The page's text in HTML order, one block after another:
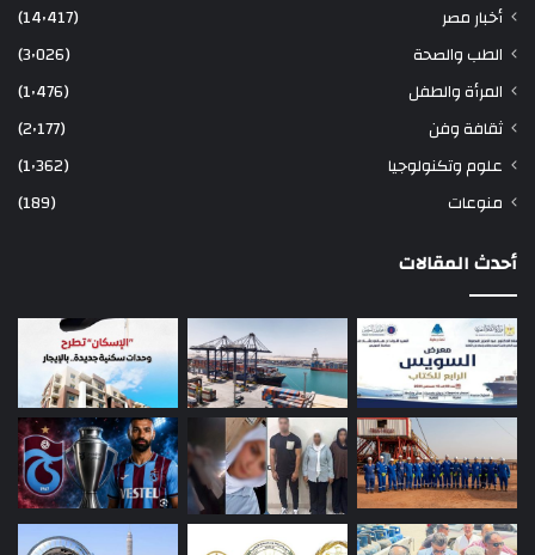
أخبار مصر
(14٬417)
الطب والصحة
(3٬026)
المرأة والطفل
(1٬476)
ثقافة وفن
(2٬177)
علوم وتكنولوجيا
(1٬362)
منوعات
(189)
أحدث المقالات